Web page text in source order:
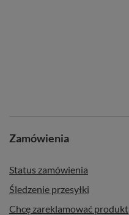
Zamówienia
Status zamówienia
Śledzenie przesyłki
Chcę zareklamować produkt